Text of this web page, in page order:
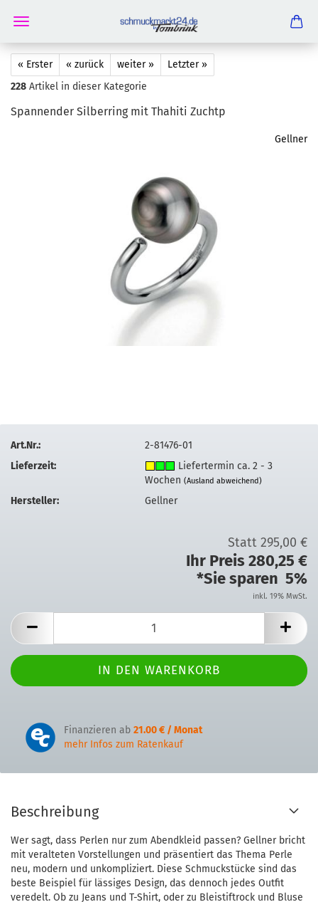
« Erster « zurück weiter »
Letzter »
228 Artikel in dieser Kategorie
Span­nen­der Sil­ber­ring mit Tha­hi­ti Zuchtp
Gellner
Art.Nr.:
2-81476-01
Lieferzeit:
Liefertermin ca. 2 - 3
Wochen(Ausland abweichend)
Hersteller: Gellner
Statt 295,00 €
Ihr Preis 280,25 €
*Sie sparen 5%
inkl. 19% MwSt.
Finanzieren ab 21.00 € / Monat
mehr Infos zum Ratenkauf
Beschreibung
Wer sagt, dass Perlen nur zum Abendkleid passen? Gellner bricht
mit veralteten Vorstellungen und präsentiert das Thema Perle
neu, modern und unkompliziert. Diese Schmuckstücke sind das
beste Beispiel für lässiges Design, das dennoch jedes Outfit
veredelt. Ob zu Jeans und T-Shirt, oder zu Bleistiftrock und Bluse